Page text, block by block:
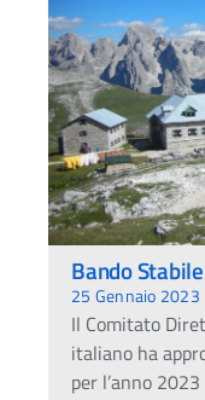
Bando
25 Gennaio 2023
Il Comitato
italiano ha
per l’anno